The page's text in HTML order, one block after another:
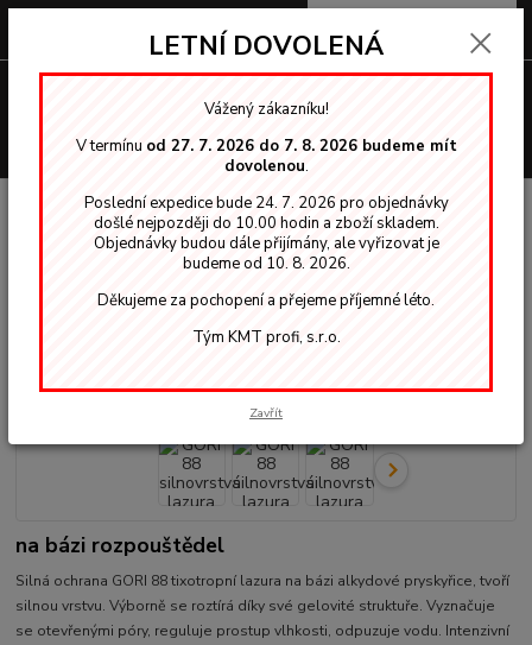
Hledat
0,00 Kč
Silnovrstvé lazury
GORI 88 silnovrstvá lazura Antikblau 4170
GORI 88 silnovrstvá lazura
Antikblau 4170 2,5 L
na bázi rozpouštědel
Silná ochrana GORI 88 tixotropní lazura na bázi alkydové pryskyřice, tvoří
silnou vrstvu. Výborně se roztírá díky své gelovité struktuře. Vyznačuje
se otevřenými póry, reguluje prostup vlhkosti, odpuzuje vodu. Intenzivní
LETNÍ DOVOLENÁ
Vážený zákazníku!
V termínu od 27. 7. 2026 do 7. 8. 2026 budeme mít
dovolenou.
Poslední expedice bude 24. 7. 2026 pro objednávky
došlé nejpozději do 10.00 hodin a zboží skladem.
Objednávky budou dále přijímány, ale vyřizovat je
budeme od 10. 8. 2026.
Děkujeme za pochopení a přejeme příjemné léto.
Tým KMT profi, s.r.o.
Zavřít